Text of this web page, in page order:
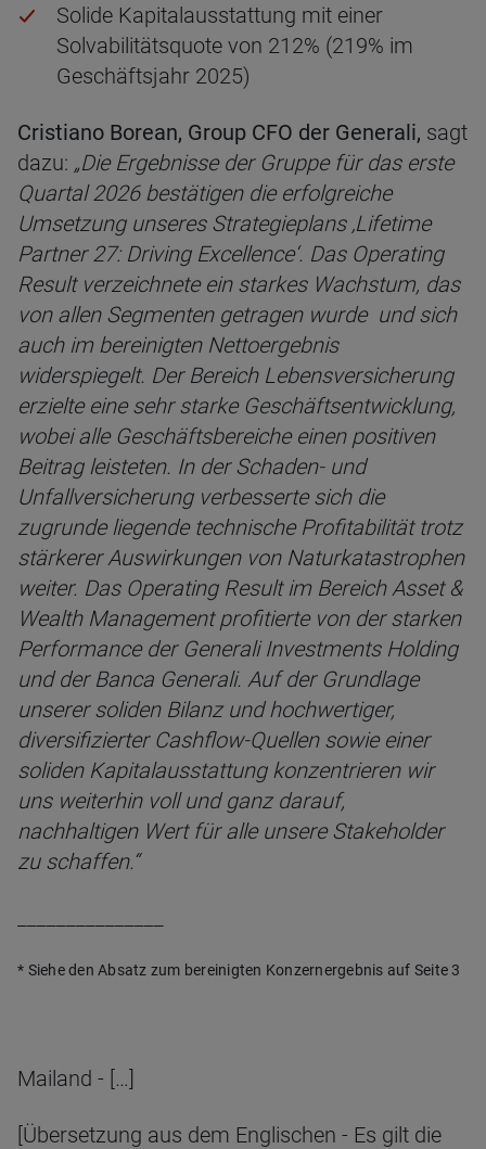
Solide Kapitalausstattung mit einer
Solvabilitätsquote von 212% (219% im
Geschäftsjahr 2025)
Cristiano Borean, Group CFO der Generali, sagt
dazu: „Die Ergebnisse der Gruppe für das erste
Quartal 2026 bestätigen die erfolgreiche
Umsetzung unseres Strategieplans ‚Lifetime
Partner 27: Driving Excellence‘. Das Operating
Result verzeichnete ein starkes Wachstum, das
von allen Segmenten getragen wurdeund sich
auch im bereinigten Nettoergebnis
widerspiegelt. Der Bereich Lebensversicherung
erzielte eine sehr starke Geschäftsentwicklung,
wobei alle Geschäftsbereiche einen positiven
Beitrag leisteten. In der Schaden- und
Unfallversicherung verbesserte sich die
zugrunde liegende technische Profitabilität trotz
stärkerer Auswirkungen von Naturkatastrophen
weiter. Das Operating Result im Bereich Asset &
Wealth Management profitierte von der starken
Performance der Generali Investments Holding
und der Banca Generali. Auf der Grundlage
unserer soliden Bilanz und hochwertiger,
diversifizierter Cashflow-Quellen sowie einer
soliden Kapitalausstattung konzentrieren wir
uns weiterhin voll und ganz darauf,
nachhaltigen Wert für alle unsere Stakeholder
zu schaffen.“
* Siehe den Absatz zum bereinigten Konzernergebnis auf Seite 3
Mailand - […]
[Übersetzung aus dem Englischen - Es gilt die